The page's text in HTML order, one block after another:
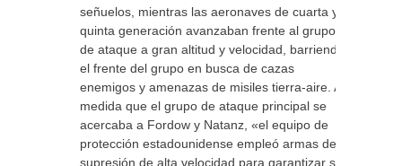
señuelos, mientras las aeronaves de cuarta y
quinta generación avanzaban frente al grupo
de ataque a gran altitud y velocidad, barriendo
el frente del grupo en busca de cazas
enemigos y amenazas de misiles tierra-aire. A
medida que el grupo de ataque principal se
acercaba a Fordow y Natanz, «el equipo de
protección estadounidense empleó armas de
supresión de alta velocidad para garantizar su